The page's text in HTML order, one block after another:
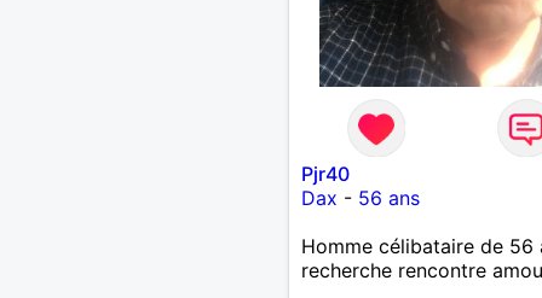
Pjr40
Dax - 56 ans
Homme célibataire de 56
recherche rencontre